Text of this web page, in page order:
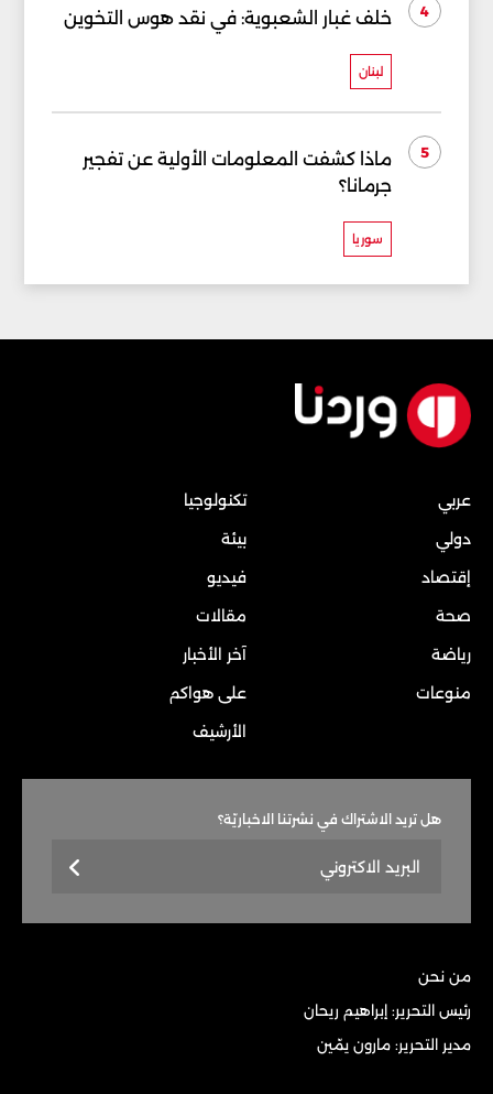
4 خلف غبار الشعبوية: في نقد هوس التخوين
لبنان
5
ماذا كشفت المعلومات الأولية عن تفجير
جرمانا؟
سوريا
عربي
دولي
إقتصاد
صحة
رياضة
منوعات
تكنولوجيا
بيئة
فيديو
مقالات
آخر الأخبار
على هواكم
الأرشيف
هل تريد الاشتراك في نشرتنا الاخباريّة؟
من نحن
رئيس التحرير: إبراهيم ريحان
مدير التحرير: مارون يمّين